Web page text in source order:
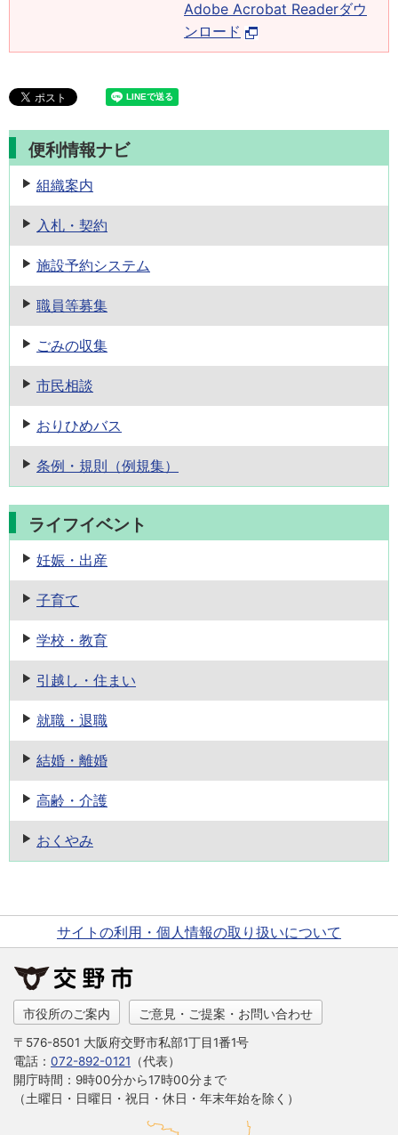
Adobe Acrobat Readerダウ
ンロード
便利情報ナビ
組織案内
入札・契約
施設予約システム
職員等募集
ごみの収集
市民相談
おりひめバス
条例・規則 （例規集）
ライフイベント
妊娠・出産
子育て
学校・教育
引越し・住まい
就職・退職
結婚・離婚
高齢・介護
おくやみ
サイトの利用・個人情報の取り扱いについて
市役所のご案内 ご意見・ご提案・お問い合わせ
〒576-8501 大阪府交野市私部1丁目1番1号
電話： 072-892-0121 （代表）
開庁時間：9時00分から17時00分まで
（土曜日・日曜日・祝日・休日・年末年始を除く）